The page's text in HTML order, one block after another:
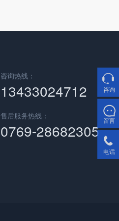
咨询
留言
电话
咨询热线：
13433024712
售后服务热线：
0769-28682305